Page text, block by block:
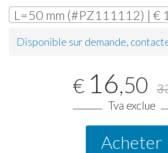
L=50 mm (#PZ111112) | €
Disponible sur demande,
€ 16,50
Tva exclue
Acheter